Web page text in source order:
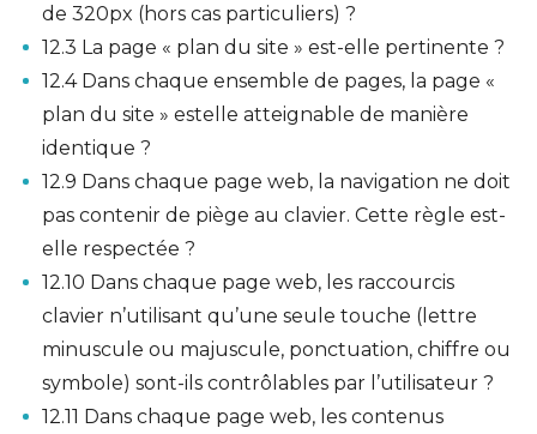
de 320px (hors cas particuliers) ?
12.3 La page « plan du site » est-elle pertinente ?
12.4 Dans chaque ensemble de pages, la page «
plan du site » estelle atteignable de manière
identique ?
12.9 Dans chaque page web, la navigation ne doit
pas contenir de piège au clavier. Cette règle est-
elle respectée ?
12.10 Dans chaque page web, les raccourcis
clavier n’utilisant qu’une seule touche (lettre
minuscule ou majuscule, ponctuation, chiffre ou
symbole) sont-ils contrôlables par l’utilisateur ?
12.11 Dans chaque page web, les contenus